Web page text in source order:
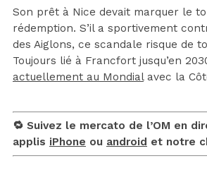
Son prêt à Nice devait marquer le
rédemption. S’il a sportivement
des Aiglons, ce scandale risque de
Toujours lié à Francfort jusqu’en
actuellement au Mondialavec la
🔁 Suivez le mercato de l’OM en
applis iPhone ou android et notre